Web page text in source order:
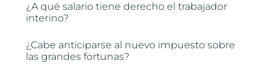
¿A qué salario tiene derecho el trabajador
interino?
¿Cabe anticiparse al nuevo impuesto sobre
las grandes fortunas?